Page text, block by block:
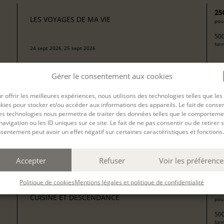
Gérer le consentement aux cookies
offrir les meilleures expériences, nous utilisons des technologies telles que les
pour stocker et/ou accéder aux informations des appareils. Le fait de
technologies nous permettra de traiter des données telles que le
ou les ID uniques sur ce site. Le fait de ne pas consentir ou de retirer
peut avoir un effet négatif sur certaines caractéristiques et fonctions.
Accepter Refuser Voir les
Politique de cookiesMentions légales et politique de confidentialité
LES VOYAGES DE MA VIE
24 sept 2026, 25 sept 2026
Camille Berta
J’ÉCRIS SUR MA VIE : MON ENFANCE À LA
MAISON DES TOURELLES DE CONDETTE (CÔTE
D'OPALE)
transferts inclus.
avecValérie Mello
CUISINE ET DESCENDANCE